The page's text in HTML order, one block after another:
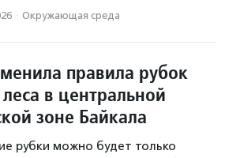
· Окружающая среда
правила рубок
в центральной
зоне Байкала
рубки можно будет только